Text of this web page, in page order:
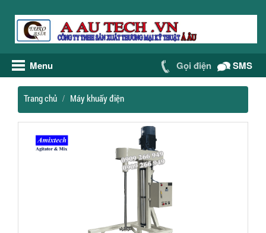
Menu Gọi điện SMS
Trang chủ Máy khuấy điện